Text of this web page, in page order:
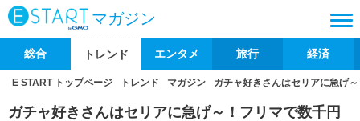
マガジン
総合 トレンド エンタメ 旅行 経済
E START トップページ トレンド マガジン ガチャ好きさんはセリアに急げ
ガチャ好きさんはセリアに急げ～！フリマで数千円